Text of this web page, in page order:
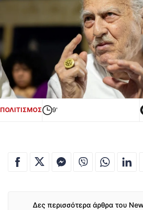
ΠΟΛΙΤΙΣΜΟΣ 9'
Δες περισσότερα άρθρα του